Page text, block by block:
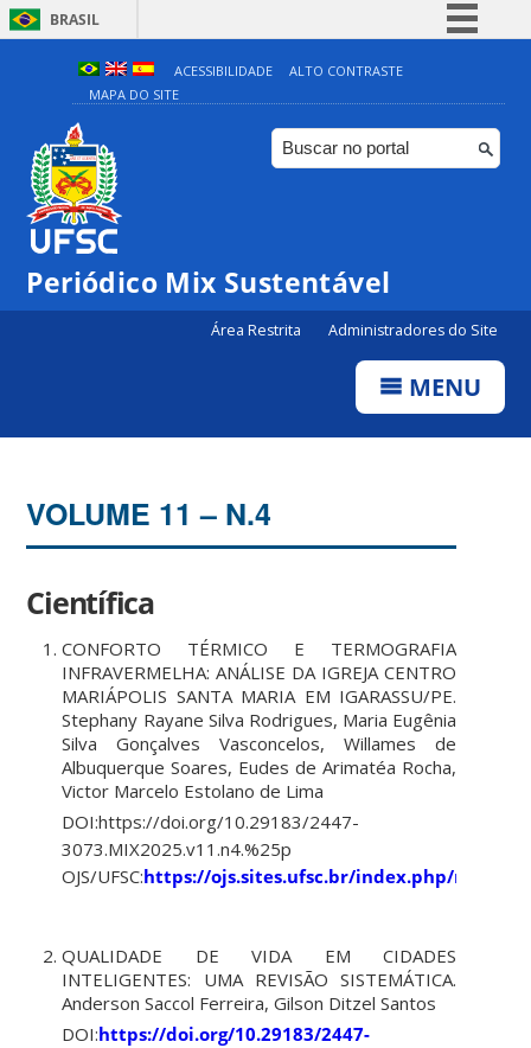
BRASIL
Simplifique!
Comunica BR
Participe
ACESSIBILIDADE
ALTO CONTRASTE
MAPA DO SITE
Periódico Mix Sustentável
Área Restrita Administradores do Site
MENU
VOLUME 11 – N.4
Científica
CONFORTO TÉRMICO E TERMOGRAFIA
INFRAVERMELHA: ANÁLISE DA IGREJA CENTRO
MARIÁPOLIS SANTA MARIA EM IGARASSU/PE.
Stephany Rayane Silva Rodrigues, Maria Eugênia
Silva Gonçalves Vasconcelos, Willames de
Albuquerque Soares, Eudes de Arimatéa Rocha,
Victor Marcelo Estolano de Lima
DOI:https://doi.org/10.29183/2447-
3073.MIX2025.v11.n4.%25p
OJS/UFSC:https://ojs.sites.ufsc.br/index.php/
QUALIDADE DE VIDA EM CIDADES
INTELIGENTES: UMA REVISÃO SISTEMÁTICA.
Anderson Saccol Ferreira, Gilson Ditzel Santos
DOI:https://doi.org/10.29183/2447-